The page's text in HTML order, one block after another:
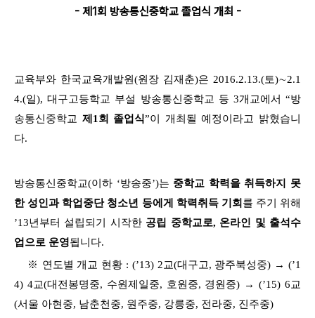
- 제1회 방송통신중학교 졸업식 개최 -
교육부와 한국교육개발원(원장 김재춘)은 2016.2.13.(토)∼2.1
4.(일), 대구고등학교 부설 방송통신중학교 등 3개교에서 “방
송통신중학교 제1회 졸업식”이 개최될 예정이라고 밝혔습니
다.
방송통신중학교(이하 ‘방송중’)는 중학교 학력을 취득하지 못
한 성인과 학업중단 청소년 등에게 학력취득 기회 를 주기 위해
’13년부터 설립되기 시작한 공립 중학교로, 온라인 및 출석수
업으로 운영됩니다.
※ 연도별 개교 현황 : (’13) 2교(대구고, 광주북성중) → (’1
4) 4교(대전봉명중, 수원제일중, 호원중, 경원중) → (’15) 6교
(서울 아현중, 남춘천중, 원주중, 강릉중, 전라중, 진주중)